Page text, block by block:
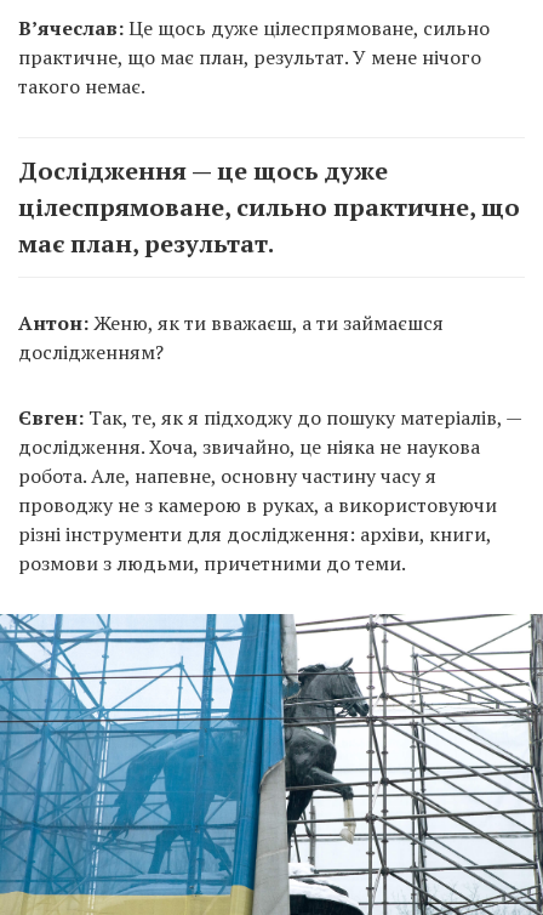
В’ячеслав:Це щось дуже цілеспрямоване, сильно
практичне, що має план, результат. У мене нічого
такого немає.
Дослідження — це щось дуже
цілеспрямоване, сильно практичне, що
має план, результат.
Антон:Женю, як ти вважаєш, а ти займаєшся
дослідженням?
Євген: Так, те, як я підходжу до пошуку матеріалів, —
дослідження. Хоча, звичайно, це ніяка не наукова
робота. Але, напевне, основну частину часу я
проводжу не з камерою в руках, а використовуючи
різні інструменти для дослідження: архіви, книги,
розмови з людьми, причетними до теми.